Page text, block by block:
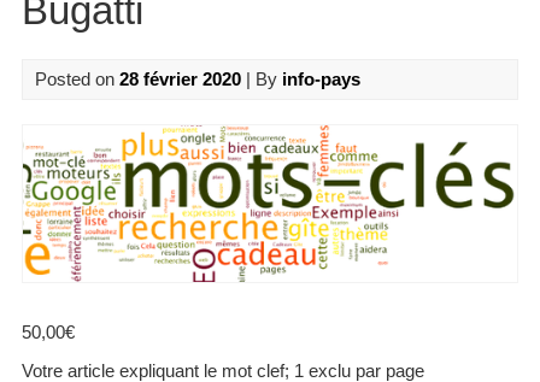
Bugatti
Posted on 28 février 2020| By info-pays
50,00€
Votre article expliquant le mot clef; 1 exclu par page